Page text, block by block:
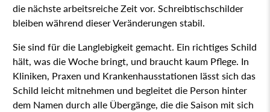
die nächste arbeitsreiche Zeit vor. Schreibtischschilder
bleiben während dieser Veränderungen stabil.
Sie sind für die Langlebigkeit gemacht. Ein richtiges Schild
hält, was die Woche bringt, und braucht kaum Pflege. In
Kliniken, Praxen und Krankenhausstationen lässt sich das
Schild leicht mitnehmen und begleitet die Person hinter
dem Namen durch alle Übergänge, die die Saison mit sich